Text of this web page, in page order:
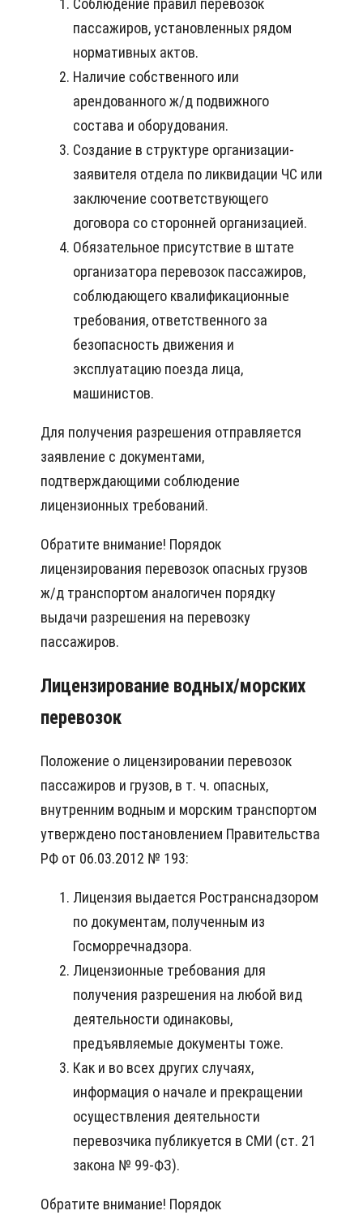
Соблюдение правил перевозок
пассажиров, установленных рядом
нормативных актов.
Наличие собственного или
арендованного ж/д подвижного
состава и оборудования.
Создание в структуре организации-
заявителя отдела по ликвидации ЧС или
заключение соответствующего
договора со сторонней организацией.
Обязательное присутствие в штате
организатора перевозок пассажиров,
соблюдающего квалификационные
требования, ответственного за
безопасность движения и
эксплуатацию поезда лица,
машинистов.
Для получения разрешения отправляется
заявление с документами,
подтверждающими соблюдение
лицензионных требований.
Обратите внимание! Порядок
лицензирования перевозок опасных грузов
ж/д транспортом аналогичен порядку
выдачи разрешения на перевозку
пассажиров.
Лицензирование водных/морских
перевозок
Положение о лицензировании перевозок
пассажиров и грузов, в т. ч. опасных,
внутренним водным и морским транспортом
утверждено постановлением Правительства
РФ от 06.03.2012 № 193:
Лицензия выдается Ространснадзором
по документам, полученным из
Госморречнадзора.
Лицензионные требования для
получения разрешения на любой вид
деятельности одинаковы,
предъявляемые документы тоже.
Как и во всех других случаях,
информация о начале и прекращении
осуществления деятельности
перевозчика публикуется в СМИ (ст. 21
закона № 99-ФЗ).
Обратите внимание! Порядок